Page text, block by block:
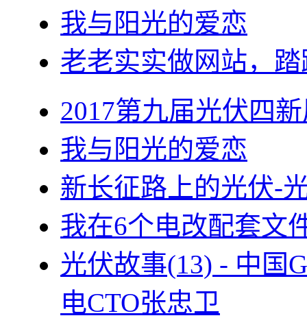
我与阳光的爱恋
老老实实做网站，
2017第九届光伏四
我与阳光的爱恋
新长征路上的光伏-
我在6个电改配套文
光伏故事(13) - 中国
电CTO张忠卫